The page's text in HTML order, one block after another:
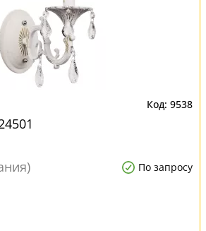
9538
По запросу